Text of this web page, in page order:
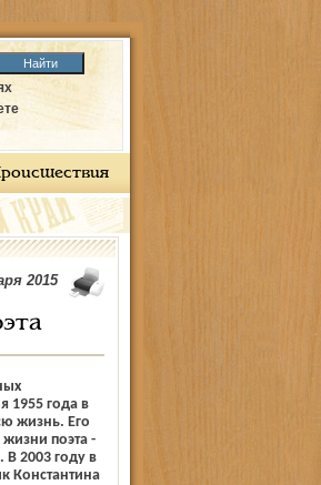
2015
1955 года в
жизнь. Его
жизни поэта -
2003 году в
Константина